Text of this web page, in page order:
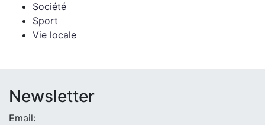
Société
Sport
Vie locale
Newsletter
Email: